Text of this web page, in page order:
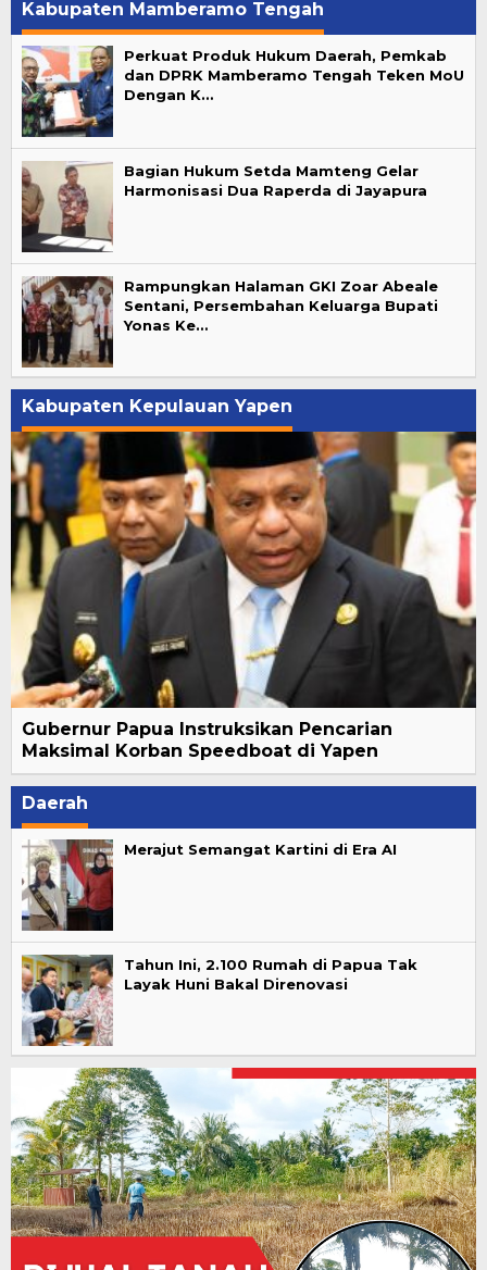
Kabupaten Mamberamo Tengah
Perkuat Produk Hukum Daerah, Pemkab
dan DPRK Mamberamo Tengah Teken MoU
Dengan K…
Bagian Hukum Setda Mamteng Gelar
Harmonisasi Dua Raperda di Jayapura
Rampungkan Halaman GKI Zoar Abeale
Sentani, Persembahan Keluarga Bupati
Yonas Ke…
Kabupaten Kepulauan Yapen
Gubernur Papua Instruksikan Pencarian
Maksimal Korban Speedboat di Yapen
Daerah
Merajut Semangat Kartini di Era AI
Tahun Ini, 2.100 Rumah di Papua Tak
Layak Huni Bakal Direnovasi